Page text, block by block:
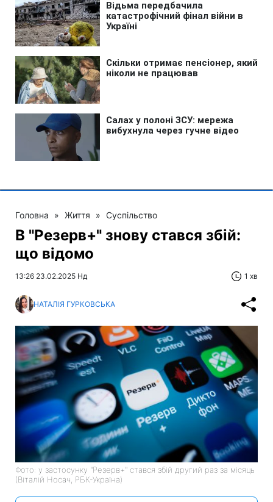
Головна » Життя » Суспільство
В "Резерв+" знову стався збій:
що відомо
13:26 23.02.2025 Нд 1 хв
НАТАЛІЯ ГУРКОВСЬКА
Фото: у застосунку "Резерв+" стався збій другий раз за місяць
(Віталій Носач, РБК-Україна)